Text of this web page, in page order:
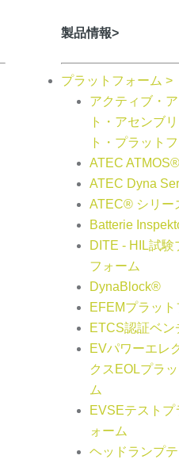
製品情報>
プラットフォーム >
アクティブ・
ト・アセンブ
ト・プラット
ATEC ATMOS®
ATEC Dyna
ATEC® シリー
Batterie
DITE - HIL試験
フォーム
DynaBlock®
EFEMプラット
ETCS認証ベン
EVパワーエレ
クスEOLプラ
ム
EVSEテストプ
ォーム
ヘッドランプ